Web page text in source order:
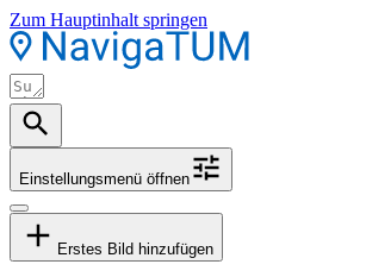
Zum Hauptinhalt springen
Einstellungsmenü öffnen
Erstes Bild hinzufügen